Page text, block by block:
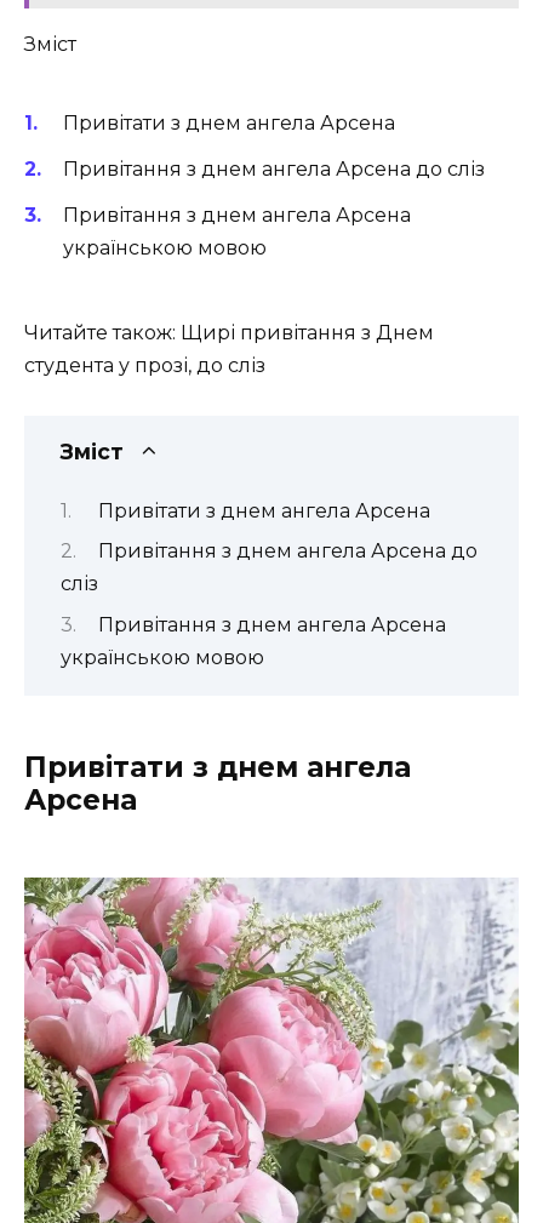
Зміст
Привітати з днем ангела Арсена
Привітання з днем ангела Арсена до сліз
Привітання з днем ангела Арсена
українською мовою
Читайте також: Щирі привітання з Днем
студента у прозі, до сліз
Зміст
Привітати з днем ангела Арсена
Привітання з днем ангела Арсена до
сліз
Привітання з днем ангела Арсена
українською мовою
Привітати з днем ангела
Арсена